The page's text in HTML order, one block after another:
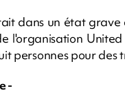
dans un état
l'organisation
personnes pour des
-